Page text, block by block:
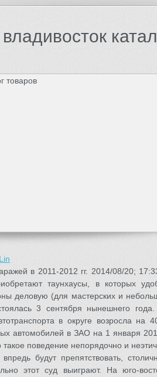
в 2011-2012 гг. 2014/08/20;
таунхаусы, в которых
деловую (для мастерских и
3 сентября нынешнего
в округе возросла на
автомобилей в ЗАО на 1 января
поведение непорядочно и
будут препятствовать,
этот суд выиграют. На юго-